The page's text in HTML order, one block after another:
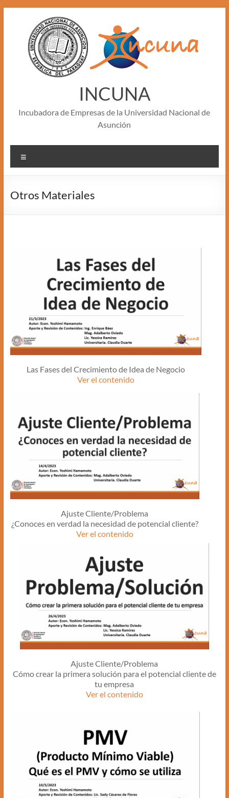
content
INCUNA
Incubadora de Empresas de la Universidad Nacional de
Asunción
Otros Materiales
Las Fases del Crecimiento de Idea de Negocio
Ver el contenido
Ajuste Cliente/Problema
¿Conoces en verdad la necesidad de potencial cliente?
Ver el contenido
Ajuste Cliente/Problema
Cómo crear la primera solución para el potencial cliente de
tu empresa
Ver el contenido